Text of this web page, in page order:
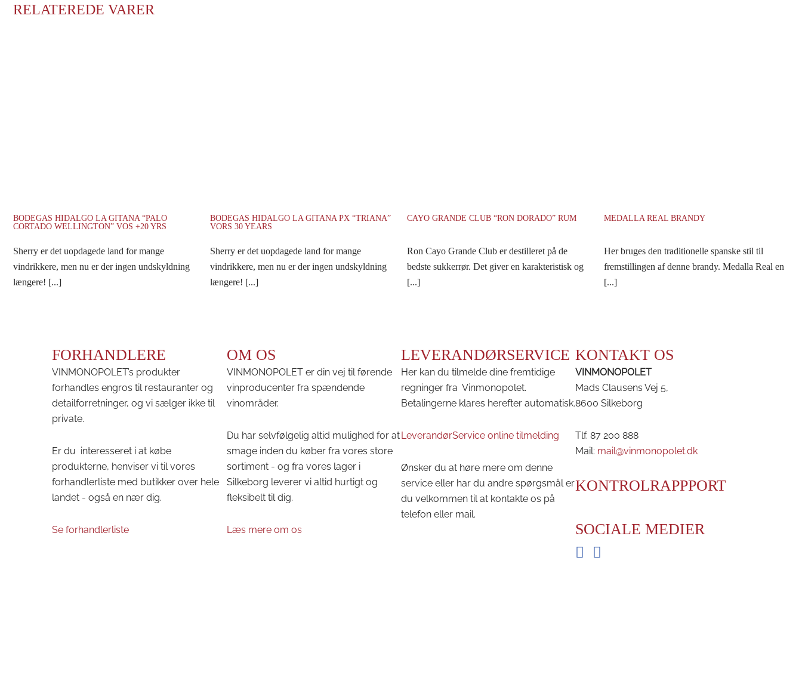
RELATEREDE VARER
BODEGAS HIDALGO LA GITANA “PALO
CORTADO WELLINGTON” VOS +20 YRS
Sherry er det uopdagede land for mange
vindrikkere, men nu er der ingen undskyldning
længere! [...]
BODEGAS HIDALGO LA GITANA PX “TRIANA”
VORS 30 YEARS
Sherry er det uopdagede land for mange
vindrikkere, men nu er der ingen undskyldning
længere! [...]
CAYO GRANDE CLUB “RON DORADO” RUM
Ron Cayo Grande Club er destilleret på de
bedste sukkerrør. Det giver en karakteristisk og
[...]
MEDALLA REAL BRANDY
Her bruges den traditionelle spanske stil til
fremstillingen af denne brandy. Medalla Real en
[...]
FORHANDLERE
VINMONOPOLET’s produkter
forhandles engros til restauranter og
detailforretninger, og vi sælger ikke til
private.
Er du interesseret i at købe
produkterne, henviser vi til vores
forhandlerliste med butikker over hele
landet - også en nær dig.
Se forhandlerliste
OM OS
VINMONOPOLET er din vej til førende
vinproducenter fra spændende
vinområder.
Du har selvfølgelig altid mulighed for at
smage inden du køber fra vores store
sortiment - og fra vores lager i
Silkeborg leverer vi altid hurtigt og
fleksibelt til dig.
Læs mere om os
LEVERANDØRSERVICE
Her kan du tilmelde dine fremtidige
regninger fra Vinmonopolet.
Betalingerne klares herefter automatisk.
LeverandørService online tilmelding
Ønsker du at høre mere om denne
service eller har du andre spørgsmål er
du velkommen til at kontakte os på
telefon eller mail.
KONTAKT OS
VINMONOPOLET
Mads Clausens Vej 5,
8600 Silkeborg
Tlf. 87 200 888
Mail: mail@vinmonopolet.dk
KONTROLRAPPPORT
SOCIALE MEDIER
FacebookInstagram